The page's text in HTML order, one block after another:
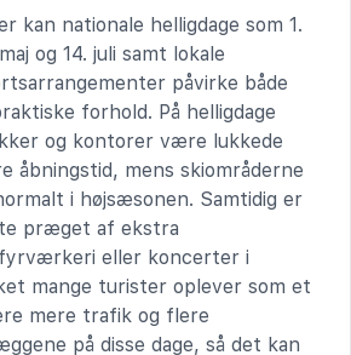
kan nationale helligdage som 1.
og 14. juli samt lokale
påvirke både
forhold. På helligdage
og kontorer være lukkede
åbningstid, mens skiområderne
i højsæsonen. Samtidig er
præget af ekstra
eller koncerter i
mange turister oplever som et
mere trafik og flere
på disse dage, så det kan